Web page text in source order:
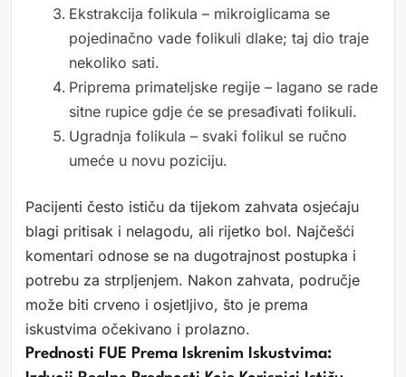
Ekstrakcija folikula – mikroiglicama se
pojedinačno vade folikuli dlake; taj dio traje
nekoliko sati.
Priprema primateljske regije – lagano se rade
sitne rupice gdje će se presađivati folikuli.
Ugradnja folikula – svaki folikul se ručno
umeće u novu poziciju.
Pacijenti često ističu da tijekom zahvata osjećaju
blagi pritisak i nelagodu, ali rijetko bol. Najčešći
komentari odnose se na dugotrajnost postupka i
potrebu za strpljenjem. Nakon zahvata, područje
može biti crveno i osjetljivo, što je prema
iskustvima očekivano i prolazno.
Prednosti FUE Prema Iskrenim Iskustvima: